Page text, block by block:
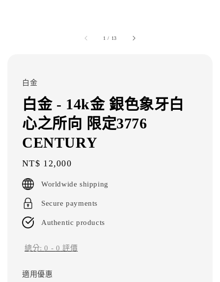
1 / 13
白金
白金 - 14k金 銀色象牙白
心之所向 限定3776
CENTURY
Regular
price
NT$ 12,000
Worldwide shipping
Secure payments
Authentic products
總分:0 - 0 評價
適用優惠